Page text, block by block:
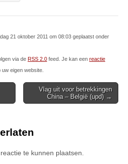
21 oktober 2011 om 08:03 geplaatst onder
via de RSS 2.0 feed. Je kan een reactie
eigen website.
Vlag uit voor betrekkingen
China – België (upd) →
te kunnen plaatsen.